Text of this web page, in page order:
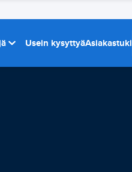
Usein kysyttyäAsiakastuki